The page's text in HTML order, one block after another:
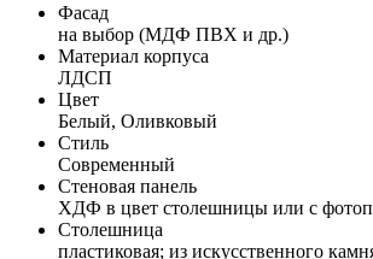
Фасад
на выбор (МДФ ПВХ и др.)
Материал корпуса
ЛДСП
Цвет
Белый, Оливковый
Стиль
Современный
Стеновая панель
ХДФ в цвет столешницы или с
Столешница
пластиковая; из искусственного